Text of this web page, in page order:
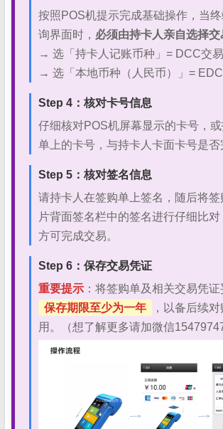
按照POS机提示完成基础操作，当
询界面时， 必须由持卡人亲自选择交
→ 选「持卡人记账币种」= DCC交易
→ 选「本地币种（人民币）」=
Step 4：核对卡号信息
仔细核对POS机屏幕显示的卡号，
单上的卡号，与持卡人卡面卡号是否
Step 5：核对签名信息
请持卡人在签购单上签名，随后将
片背面签名栏中的签名进行仔细比
方可完成交易。
Step 6：保存交易凭证
重要提示 ：将签购单及相关交易凭证
保存期限至少为一年
，以备后续
用。（想了解更多请加微信15479747